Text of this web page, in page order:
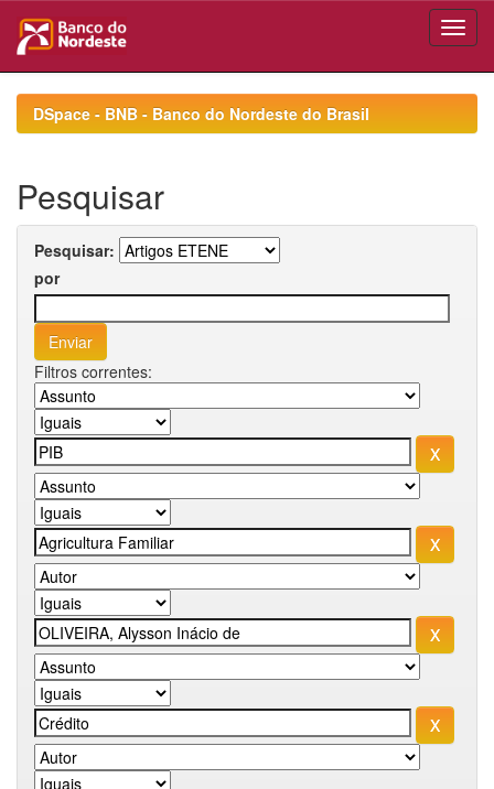
navigationDSpace - BNB - Banco do Nordeste do Brasil
Pesquisar
Pesquisar:
por
Filtros correntes: